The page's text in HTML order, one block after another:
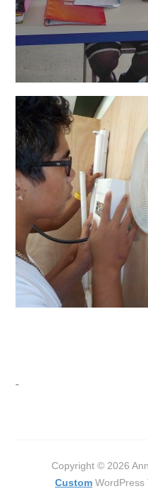
Copyright © 2026
Custom WordPress